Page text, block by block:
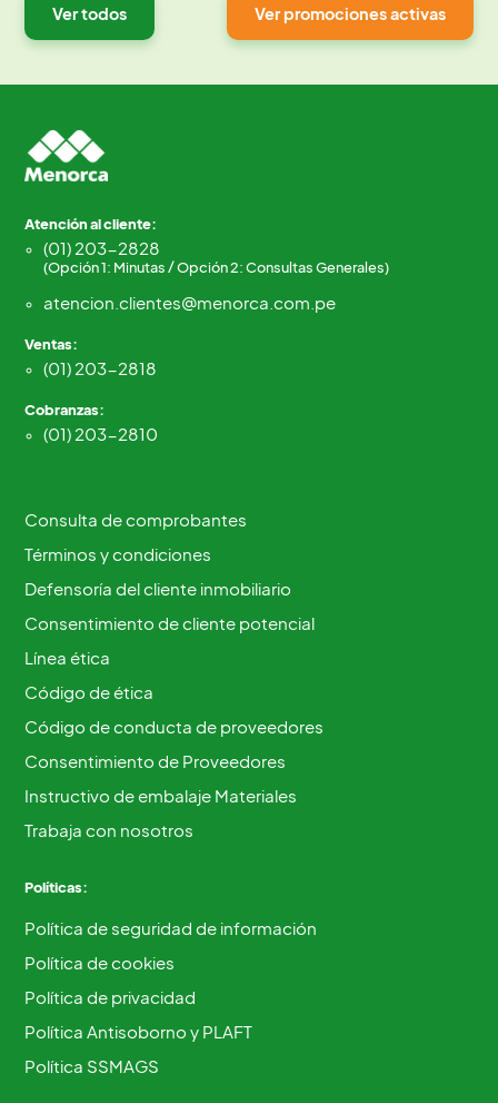
Ver todos Ver promociones activas
Atención al cliente:
(01) 203-2828
(Opción 1: Minutas / Opción 2: Consultas Generales)
atencion.clientes@menorca.com.pe
Ventas:
(01) 203-2818
Cobranzas:
(01) 203-2810
Consulta de comprobantes
Términos y condiciones
Defensoría del cliente inmobiliario
Consentimiento de cliente potencial
Línea ética
Código de ética
Código de conducta de proveedores
Consentimiento de Proveedores
Instructivo de embalaje Materiales
Trabaja con nosotros
Políticas:
Política de seguridad de información
Política de cookies
Política de privacidad
Política Antisoborno y PLAFT
Política SSMAGS